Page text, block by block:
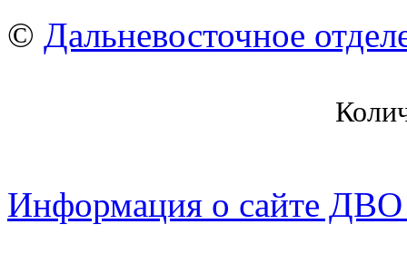
© Дальневосточное
Информация о сайте